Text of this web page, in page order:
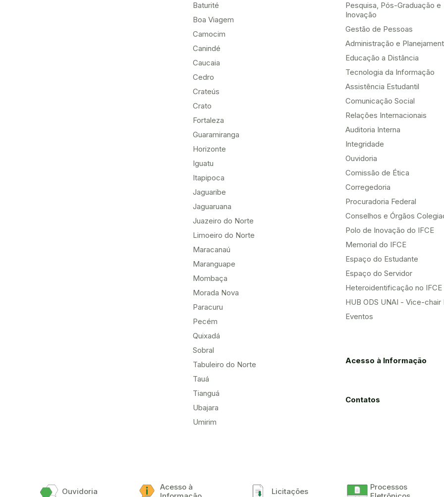
Baturité
Boa Viagem
Camocim
Canindé
Caucaia
Cedro
Crateús
Crato
Fortaleza
Guaramiranga
Horizonte
Iguatu
Itapipoca
Jaguaribe
Jaguaruana
Juazeiro do Norte
Limoeiro do Norte
Maracanaú
Maranguape
Mombaça
Morada Nova
Paracuru
Pecém
Quixadá
Sobral
Tabuleiro do Norte
Tauá
Tianguá
Ubajara
Umirim
Pesquisa, Pós-Graduação e
Inovação
Gestão de Pessoas
Administração e
Educação a Distância
Tecnologia da Informação
Assistência Estudantil
Comunicação Social
Relações Internacionais
Auditoria Interna
Integridade
Ouvidoria
Comissão de Ética
Corregedoria
Procuradoria Federal
Conselhos e Órgãos
Polo de Inovação do IFCE
Memorial do IFCE
Espaço do Estudante
Espaço do Servidor
Heteroidentificação no IFCE
HUB ODS UNAI - Vice-chair
Eventos
Acesso à Informação
Contatos
Ouvidoria
Acesso à
Licitações
Processos